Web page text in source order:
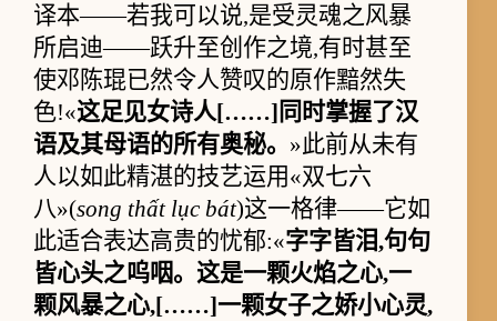
译本——若我可以说,是受灵魂之风暴
所启迪——跃升至创作之境,有时甚至
使邓陈琨已然令人赞叹的原作黯然失
色!«这足见女诗人[……]同时掌握了汉
语及其母语的所有奥秘。 »此前从未有
人以如此精湛的技艺运用«双七六
八»(song thất lục bát)这一格律——它如
此适合表达高贵的忧郁:«字字皆泪,句句
皆心头之呜咽。这是一颗火焰之心,一
颗风暴之心,[……]一颗女子之娇小心灵,